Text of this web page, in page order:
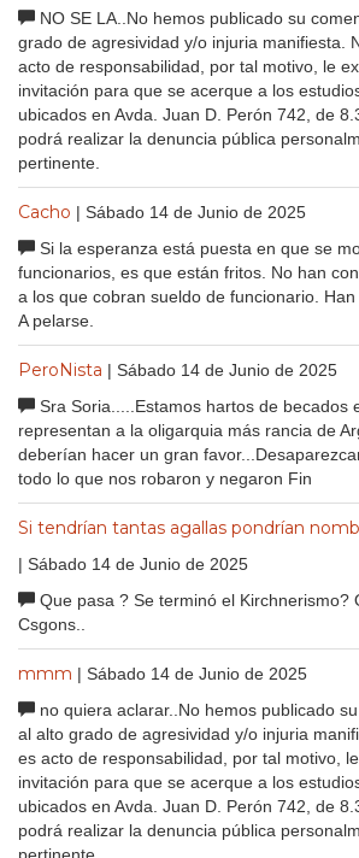
NO SE LA..No hemos publicado su
grado de agresividad y/o injuria manifiesta.
acto de responsabilidad, por tal motivo, le
invitación para que se acerque a los
ubicados en Avda. Juan D. Perón 742, de
podrá realizar la denuncia pública
pertinente.
Cacho | Sábado 14 de Junio de 2025
Si la esperanza está puesta en que se
funcionarios, es que están fritos. No han
a los que cobran sueldo de funcionario. Han
A pelarse.
PeroNista | Sábado 14 de Junio de 2025
Sra Soria.....Estamos hartos de becados
representan a la oligarquia más rancia de
deberían hacer un gran
todo lo que nos robaron y negaron Fin
Si tendrían tantas agallas pondrían
| Sábado 14 de Junio de 2025
Que pasa ? Se terminó el Kirchnerismo?
Csgons..
mmm | Sábado 14 de Junio de 2025
no quiera aclarar..No hemos publicado
al alto grado de agresividad y/o injuria
es acto de responsabilidad, por tal motivo,
invitación para que se acerque a los
ubicados en Avda. Juan D. Perón 742, de
podrá realizar la denuncia pública